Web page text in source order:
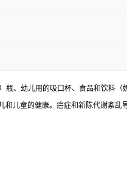
、幼儿用的吸口杯、食品和饮料（
儿童的健康。癌症和新陈代谢紊